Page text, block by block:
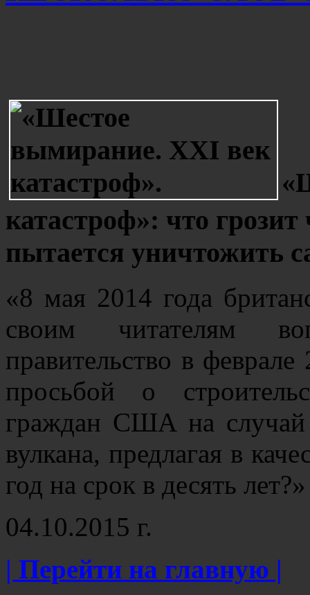
катастроф»: что
пытается уничтожить
«8 мая 2014 года
своим читателям
правительство в
просьбой о
граждан США на случай
вулкана, предлагая в
год на срок в десять
04.10.2015 г.
| Перейти на главную |